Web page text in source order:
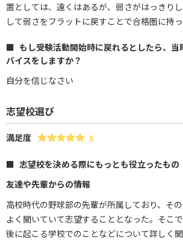
置としては、遠くはあるが、弱さがはっきり
して弱さをフラットに戻すことで合格圏に持っ
もし受験活動開始時に戻れるとしたら、
バイスをしますか？
自分を信じなさい
志望校選び
満足度 5
志望校を決める際にもっとも役立ったもの
友達や先輩からの情報
高校時代の野球部の先輩が所属しており、そ
よく聞いていて志望することとなった。そこ
後に起こる学校でのことなどについて詳しく